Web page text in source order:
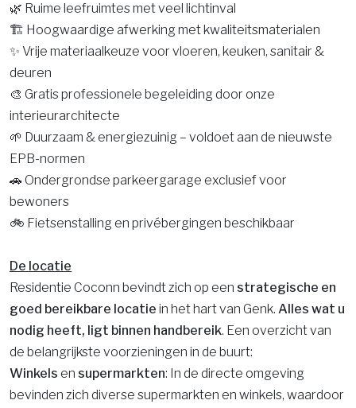
🌿 Ruime leefruimtes met veel lichtinval
🏗️ Hoogwaardige afwerking met kwaliteitsmaterialen
✨ Vrije materiaalkeuze voor vloeren, keuken, sanitair &
deuren
🎨 Gratis professionele begeleiding door onze
interieurarchitecte
🌱 Duurzaam & energiezuinig – voldoet aan de nieuwste
EPB-normen
🚗 Ondergrondse parkeergarage exclusief voor
bewoners
🚲 Fietsenstalling en privébergingen beschikbaar
De locatie
Residentie Coconn bevindt zich op een strategische en
goed bereikbare locatie in het hart van Genk. Alles wat u
nodig heeft, ligt binnen handbereik. Een overzicht van
de belangrijkste voorzieningen in de buurt:
Winkels en supermarkten: In de directe omgeving
bevinden zich diverse supermarkten en winkels, waardoor